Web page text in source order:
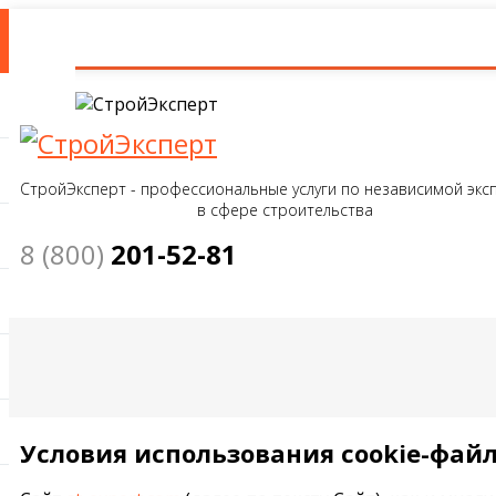
СтройЭксперт - профессиональные услуги по независимой
в сфере строительства
8 (800) 201-52-81
Условия использования cookie-